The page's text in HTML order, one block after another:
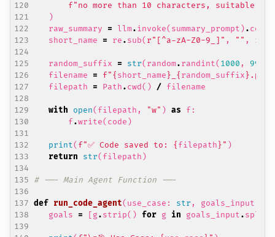
f"no more than 10 characters, suitable
)
raw_summary
= llm.invoke( summary_prompt ).
short_name
= re.sub( r"[^a-zA-Z0-9_]" , "" ,
random_suffix = str( random.randint( 1000 , 9999
filename
= f"{ short_name } { random_suffix }.py"
filepath
= Path.cwd() / filename
with open( filepath , "w" ) as f :
f.write( code )
print( f"✅ Code saved to: { filepath }" )
return
str( filepath )
# --- Main Agent Function ---
def run_code_agent( use_case : str , goals_input
goals
= [g.strip() for g in goals_input.split